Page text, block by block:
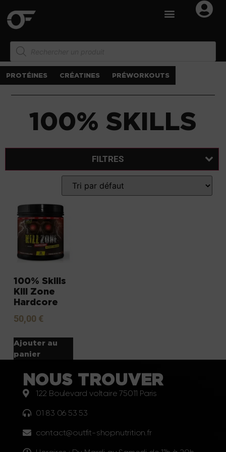
PROTÉINES CRÉATINES PRÉWORKOUTS
100% SKILLS
FILTRES
100% Skills
Kill Zone
Hardcore
50,00 €
Ajouter au
panier
NOUS TROUVER
122 Boulevard voltaire 75011 Paris
01 83 06 53 53
contact@outfit-shopnutrition.fr